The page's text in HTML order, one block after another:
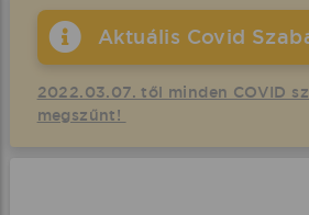
Aktuális Covid
2022.03.07. től minden COVID
megszűnt!